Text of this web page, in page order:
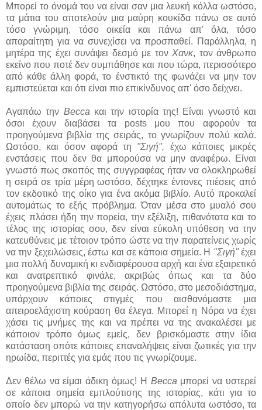
Μπορεί το όνομά του να είναι σαν μια λευκή κόλλα ωστόσο,
τα μάτια του αποτελούν μια μαύρη κουκίδα πάνω σε αυτό
τόσο γνώριμη, τόσο οικεία και πάνω απ' όλα, τόσο
απαραίτητη για να συνεχίσει να προσπαθεί. Παράλληλα, η
μητέρα της έχει συνάψει δεσμό με τονΧανκ, τον άνθρωπο
εκείνο που ποτέ δεν συμπάθησε και που τώρα, περισσότερο
από κάθε άλλη φορά, το ένστικτό της φωνάζει να μην τον
εμπιστεύεται και ότι είναι πιο επικίνδυνος απ' όσο δείχνει.
Αγαπάω την Becca και την ιστορία της! Είναι γνωστό και
όσοι έχουν διαβάσει τα posts μου που αφορούν τα
προηγούμενα βιβλία της σειράς, το γνωρίζουν πολύ καλά.
Ωστόσο, και όσον αφορά τη "Σιγή", έχω κάποιες μικρές
ενστάσεις που δεν θα μπορούσα να μην αναφέρω. Είναι
γνωστό πως σκοπός της συγγραφέας ήταν να ολοκληρωθεί
η σειρά σε τρία μέρη ωστόσο, δέχτηκε έντονες πιέσεις από
τον εκδοτικό της οίκο για ένα ακόμα βιβλίο. Αυτό προκαλεί
αυτομάτως το εξής πρόβλημα. Όταν μέσα στο μυαλό σου
έχεις πλάσει ήδη την πορεία, την εξέλιξη, πιθανότατα και το
τέλος της ιστορίας σου, δεν είναι εύκολη υπόθεση να την
κατευθύνεις με τέτοιον τρόπο ώστε να την παρατείνεις χωρίς
να την ξεχειλώσεις, έστω και σε κάποια σημεία. Η "Σιγή"έχει
μια πολλή δυναμική κι ενδιαφέρουσα αρχή και ένα εξαιρετικό
και ανατρεπτικό φινάλε, ακριβώς όπως και τα δύο
προηγούμενα βιβλία της σειράς. Ωστόσο, στο μεσοδιάστημα,
υπάρχουν κάποιες στιγμές που αισθανόμαστε μια
απειροελάχιστη κούραση θα έλεγα. Μπορεί η Νόρα να έχει
χάσει τις μνήμες της και να πρέπει να της ανακαλέσει με
κάποιον τρόπο όμως εμείς, δεν βρισκόμαστε στην ίδια
κατάσταση οπότε κάποιες επαναλήψεις είναι ζωτικές για την
ηρωίδα, περιττές για εμάς που τις γνωρίζουμε.
Δεν θέλω να είμαι άδικη όμως! Η Becca μπορεί να υστερεί
σε κάποια σημεία εμπλούτισης της ιστορίας, κάτι για το
οποίο δεν μπορώ να την κατηγορήσω απόλυτα ωστόσο, τα